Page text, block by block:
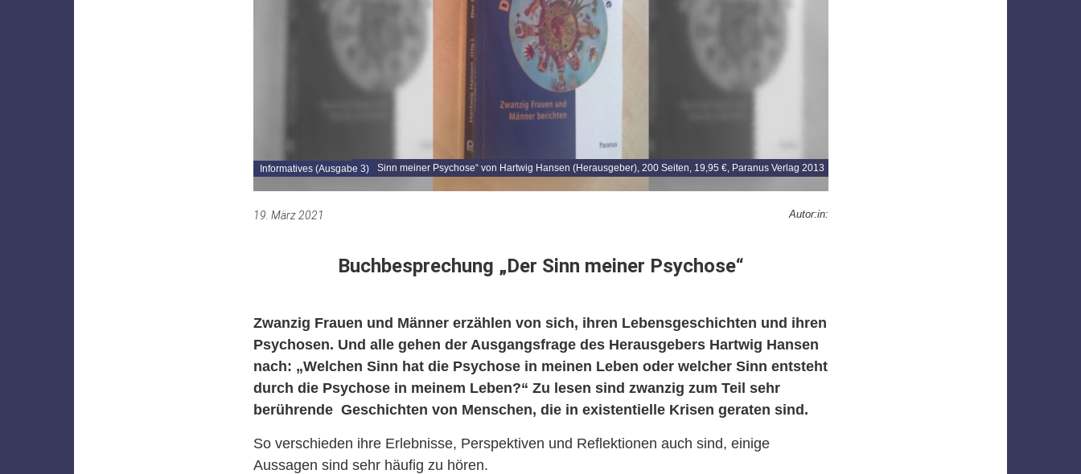
„Der Sinn meiner Psychose“ von Hartwig Hansen (Herausgeber), 200 Seiten, 19,95 €, Paranus Verlag 2013
Informatives (Ausgabe 3)
19. März 2021 Autor:in:
Buchbesprechung „Der Sinn meiner Psychose“
Zwanzig Frauen und Männer erzählen von sich, ihren Lebensgeschichten und ihren
Psychosen. Und alle gehen der Ausgangsfrage des Herausgebers Hartwig Hansen
nach: „Welchen Sinn hat die Psychose in meinen Leben oder welcher Sinn entsteht
durch die Psychose in meinem Leben?“ Zu lesen sind zwanzig zum Teil sehr
berührende Geschichten von Menschen, die in existentielle Krisen geraten sind.
So verschieden ihre Erlebnisse, Perspektiven und Reflektionen auch sind, einige
Aussagen sind sehr häufig zu hören.